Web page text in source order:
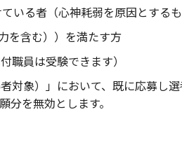
いる者（心神耗弱を原因とするも
を含む））を満たす方
職員は受験できます）
対象）」において、既に応募し
を無効とします。